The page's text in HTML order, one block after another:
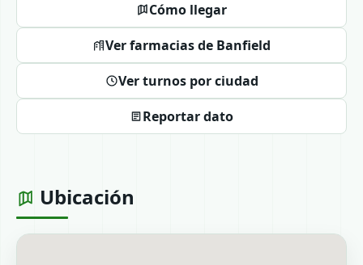
Cómo llegar
Ver farmacias de Banfield
Ver turnos por ciudad
Reportar dato
Ubicación